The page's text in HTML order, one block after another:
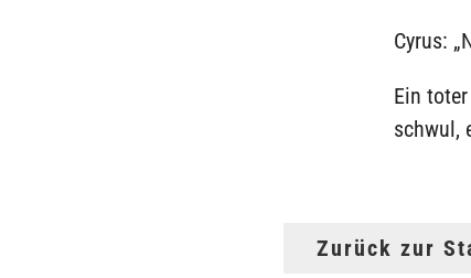
Cyrus:
Ein
schwul,
Zurück zur